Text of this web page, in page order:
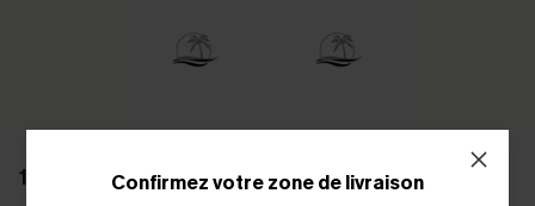
12 AVIS Confirmez votre zone de livraison